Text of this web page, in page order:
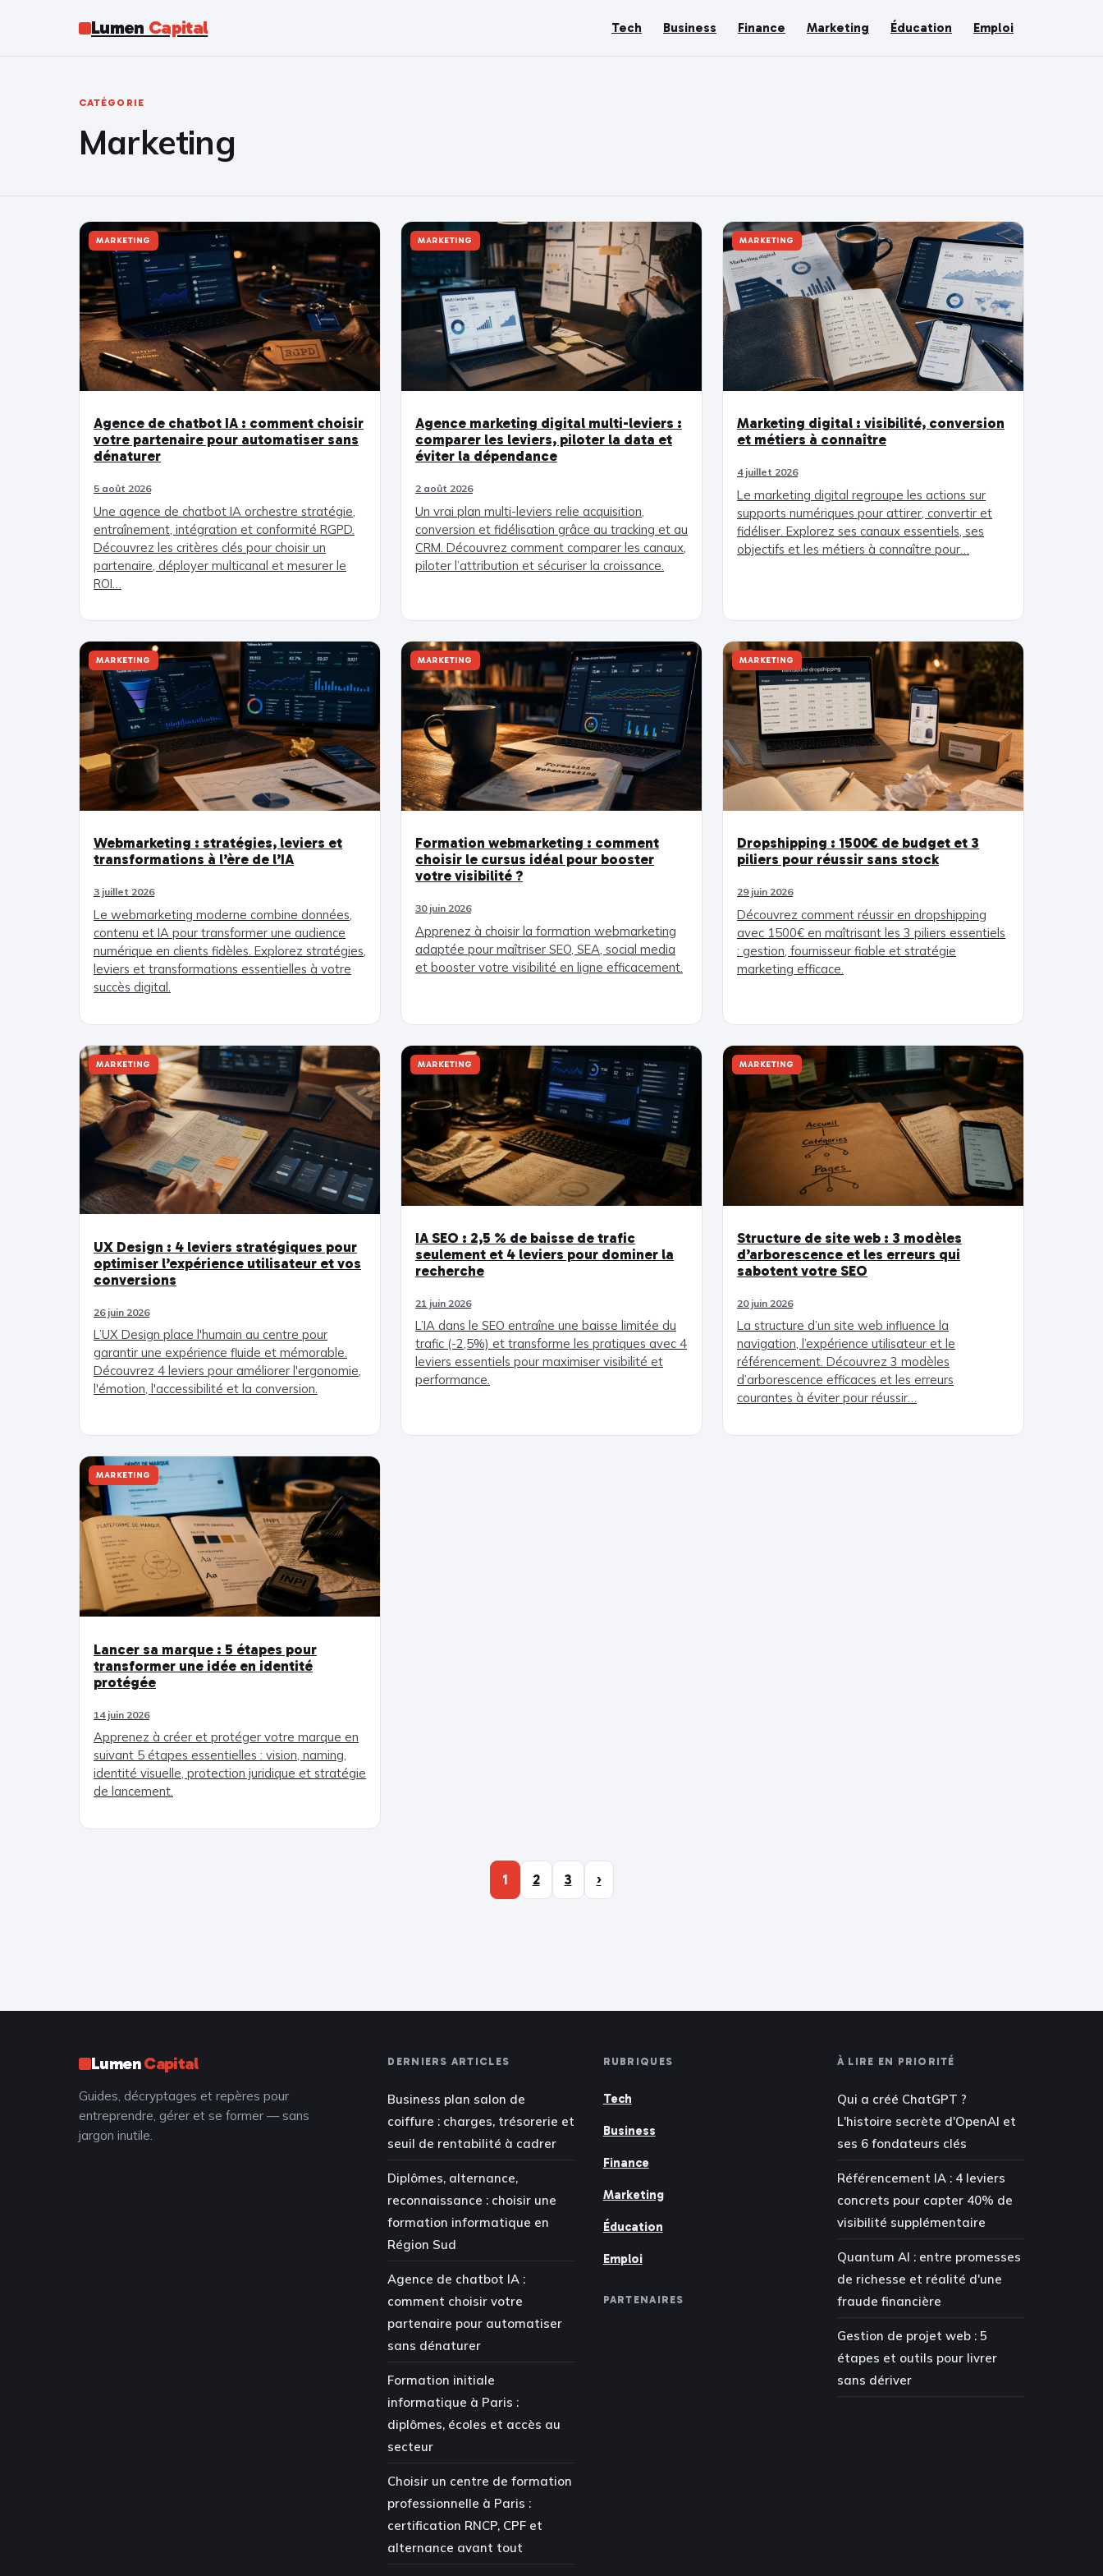
Lumen Capital Tech Business Finance Marketing Éducation Emploi
CATÉGORIE
Marketing
MARKETING
Agence de chatbot IA : comment choisir
votre partenaire pour automatiser sans
dénaturer
5 août 2026
Une agence de chatbot IA orchestre stratégie,
entraînement, intégration et conformité RGPD.
Découvrez les critères clés pour choisir un
partenaire, déployer multicanal et mesurer le
ROI…
MARKETING
Agence marketing digital multi-leviers :
comparer les leviers, piloter la data et
éviter la dépendance
2 août 2026
Un vrai plan multi-leviers relie acquisition,
conversion et fidélisation grâce au tracking et au
CRM. Découvrez comment comparer les canaux,
piloter l’attribution et sécuriser la croissance.
MARKETING
Marketing digital : visibilité, conversion
et métiers à connaître
4 juillet 2026
Le marketing digital regroupe les actions sur
supports numériques pour attirer, convertir et
fidéliser. Explorez ses canaux essentiels, ses
objectifs et les métiers à connaître pour…
MARKETING
Webmarketing : stratégies, leviers et
transformations à l’ère de l’IA
3 juillet 2026
Le webmarketing moderne combine données,
contenu et IA pour transformer une audience
numérique en clients fidèles. Explorez stratégies,
leviers et transformations essentielles à votre
succès digital.
MARKETING
Formation webmarketing : comment
choisir le cursus idéal pour booster
votre visibilité ?
30 juin 2026
Apprenez à choisir la formation webmarketing
adaptée pour maîtriser SEO, SEA, social media
et booster votre visibilité en ligne efficacement.
MARKETING
Dropshipping : 1500€ de budget et 3
piliers pour réussir sans stock
29 juin 2026
Découvrez comment réussir en dropshipping
avec 1500€ en maîtrisant les 3 piliers essentiels
: gestion, fournisseur fiable et stratégie
marketing efficace.
MARKETING
UX Design : 4 leviers stratégiques pour
optimiser l’expérience utilisateur et vos
conversions
26 juin 2026
L’UX Design place l'humain au centre pour
garantir une expérience fluide et mémorable.
Découvrez 4 leviers pour améliorer l'ergonomie,
l'émotion, l'accessibilité et la conversion.
MARKETING
IA SEO : 2,5 % de baisse de trafic
seulement et 4 leviers pour dominer la
recherche
21 juin 2026
L’IA dans le SEO entraîne une baisse limitée du
trafic (-2,5%) et transforme les pratiques avec 4
leviers essentiels pour maximiser visibilité et
performance.
MARKETING
Structure de site web : 3 modèles
d’arborescence et les erreurs qui
sabotent votre SEO
20 juin 2026
La structure d’un site web influence la
navigation, l’expérience utilisateur et le
référencement. Découvrez 3 modèles
d’arborescence efficaces et les erreurs
courantes à éviter pour réussir…
MARKETING
Lancer sa marque : 5 étapes pour
transformer une idée en identité
protégée
14 juin 2026
Apprenez à créer et protéger votre marque en
suivant 5 étapes essentielles : vision, naming,
identité visuelle, protection juridique et stratégie
de lancement.
1 2 3 ›
LumenCapital
Guides, décryptages et repères pour
entreprendre, gérer et se former — sans
jargon inutile.
DERNIERS ARTICLES
Business plan salon de
coiffure : charges, trésorerie et
seuil de rentabilité à cadrer
Diplômes, alternance,
reconnaissance : choisir une
formation informatique en
Région Sud
Agence de chatbot IA :
comment choisir votre
partenaire pour automatiser
sans dénaturer
Formation initiale
informatique à Paris :
diplômes, écoles et accès au
secteur
Choisir un centre de formation
professionnelle à Paris :
certification RNCP, CPF et
alternance avant tout
RUBRIQUES
Tech
Business
Finance
Marketing
Éducation
Emploi
PARTENAIRES
À LIRE EN PRIORITÉ
Qui a créé ChatGPT ?
L'histoire secrète d'OpenAI et
ses 6 fondateurs clés
Référencement IA : 4 leviers
concrets pour capter 40% de
visibilité supplémentaire
Quantum AI : entre promesses
de richesse et réalité d'une
fraude financière
Gestion de projet web : 5
étapes et outils pour livrer
sans dériver